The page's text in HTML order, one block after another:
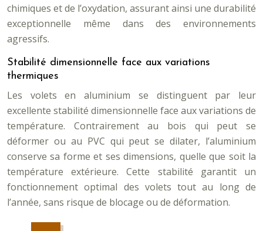
chimiques et de l’oxydation, assurant ainsi une durabilité
exceptionnelle même dans des environnements
agressifs.
Stabilité dimensionnelle face aux variations
thermiques
Les volets en aluminium se distinguent par leur
excellente stabilité dimensionnelle face aux variations de
température. Contrairement au bois qui peut se
déformer ou au PVC qui peut se dilater, l’aluminium
conserve sa forme et ses dimensions, quelle que soit la
température extérieure. Cette stabilité garantit un
fonctionnement optimal des volets tout au long de
l’année, sans risque de blocage ou de déformation.